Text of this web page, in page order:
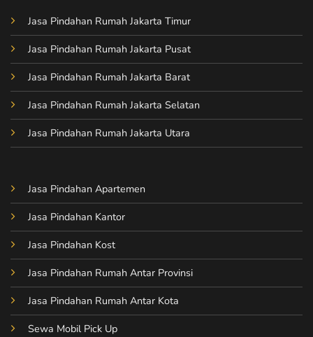
Jasa Pindahan Rumah Jakarta Timur
Jasa Pindahan Rumah Jakarta Pusat
Jasa Pindahan Rumah Jakarta Barat
Jasa Pindahan Rumah Jakarta Selatan
Jasa Pindahan Rumah Jakarta Utara
Jasa Pindahan Apartemen
Jasa Pindahan Kantor
Jasa Pindahan Kost
Jasa Pindahan Rumah Antar Provinsi
Jasa Pindahan Rumah Antar Kota
Sewa Mobil Pick Up